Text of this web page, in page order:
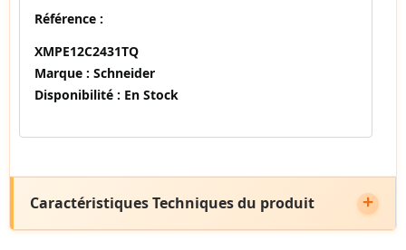
Référence :
XMPE12C2431TQ
Marque : Schneider
Disponibilité : En Stock
Caractéristiques Techniques du produit